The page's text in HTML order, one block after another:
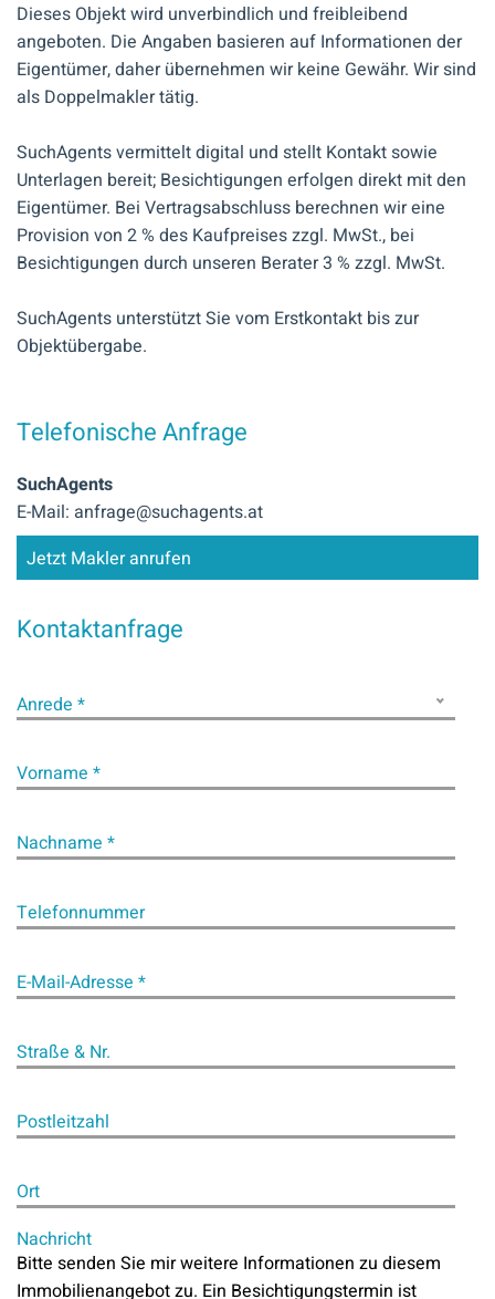
Dieses Objekt wird unverbindlich und freibleibend
angeboten. Die Angaben basieren auf Informationen der
Eigentümer, daher übernehmen wir keine Gewähr. Wir sind
als Doppelmakler tätig.
SuchAgents vermittelt digital und stellt Kontakt sowie
Unterlagen bereit; Besichtigungen erfolgen direkt mit den
Eigentümer. Bei Vertragsabschluss berechnen wir eine
Provision von 2 % des Kaufpreises zzgl. MwSt., bei
Besichtigungen durch unseren Berater 3 % zzgl. MwSt.
SuchAgents unterstützt Sie vom Erstkontakt bis zur
Objektübergabe.
Telefonische Anfrage
SuchAgents
E-Mail: anfrage@suchagents.at
Jetzt Makler anrufen
Kontaktanfrage
Anrede *
Vorname *
Nachname *
Telefonnummer
E-Mail-Adresse *
Straße & Nr.
Postleitzahl
Ort
Nachricht